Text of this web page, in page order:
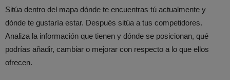
Sitúa dentro del mapa dónde te encuentras tú actualmente y
dónde te gustaría estar. Después sitúa a tus competidores.
Analiza la información que tienen y dónde se posicionan, qué
podrías añadir, cambiar o mejorar con respecto a lo que ellos
ofrecen.